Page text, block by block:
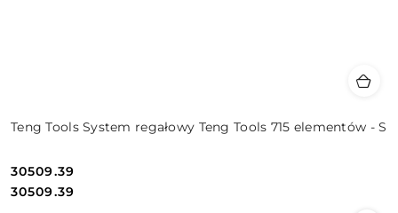
Teng Tools System regałowy Teng Tools 715 elementów - S
Cena:
30509.39
Cena:
30509.39